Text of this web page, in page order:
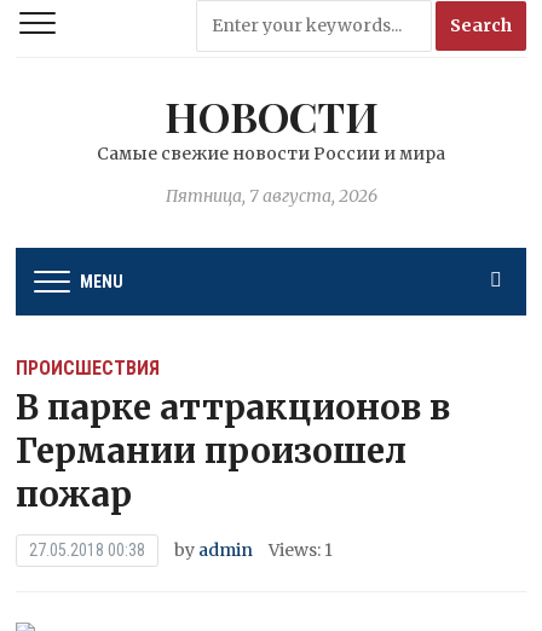
НОВОСТИ
Самые свежие новости России и мира
Пятница, 7 августа, 2026
MENU
ПРОИСШЕСТВИЯ
В парке аттракционов в
Германии произошел
пожар
27.05.2018 00:38 by admin Views: 1